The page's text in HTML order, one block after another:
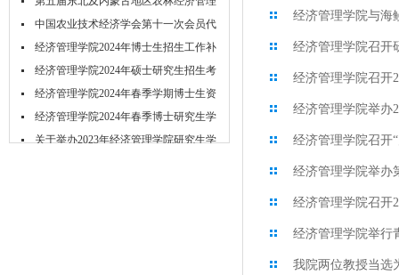
学...
中国农业技术经济学会第十一次会员代
表...
经济管理学院2024年博士生招生工作补
充...
经济管理学院2024年硕士研究生招生考
试...
经济管理学院2024年春季学期博士生资
格...
经济管理学院2024年春季博士研究生学
位...
关于举办2023年经济管理学院研究生学
经济管理学院与海
经济管理学院召开
经济管理学院召开
经济管理学院举办
经济管理学院召开
经济管理学院举办
经济管理学院召开
经济管理学院举行
我院两位教授当选